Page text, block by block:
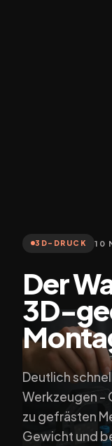
3D-DRUCK 10
Der
3D-
Deutlich
Werkzeugen -
zu gefrästen
Gewicht und